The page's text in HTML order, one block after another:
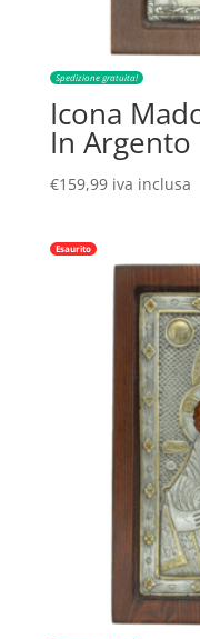
Spedizione gratuita!
Icona
In Argento
€159,99 iva inclusa
Esaurito